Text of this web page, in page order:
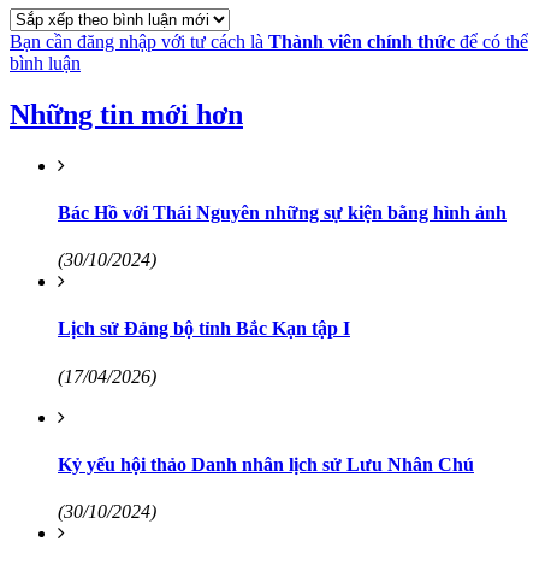
Bạn cần đăng nhập với tư cách là Thành viên chính thức để có thể
bình luận
Những tin mới hơn
Bác Hồ với Thái Nguyên những sự kiện bằng hình ảnh
(30/10/2024)
Lịch sử Đảng bộ tỉnh Bắc Kạn tập I
(17/04/2026)
Kỷ yếu hội thảo Danh nhân lịch sử Lưu Nhân Chú
(30/10/2024)